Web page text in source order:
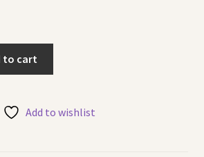
to cart
Add to wishlist